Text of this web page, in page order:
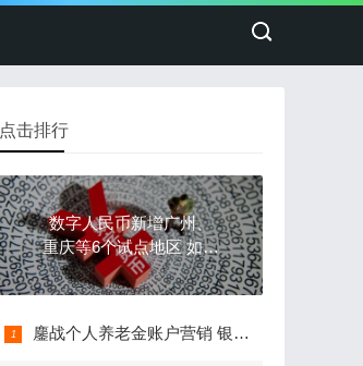
点击排行
数字人民币新增广州、
重庆等6个试点地区 如何
破解发展新问题？
鏖战个人养老金账户营销 银行铆足干劲花式揽客